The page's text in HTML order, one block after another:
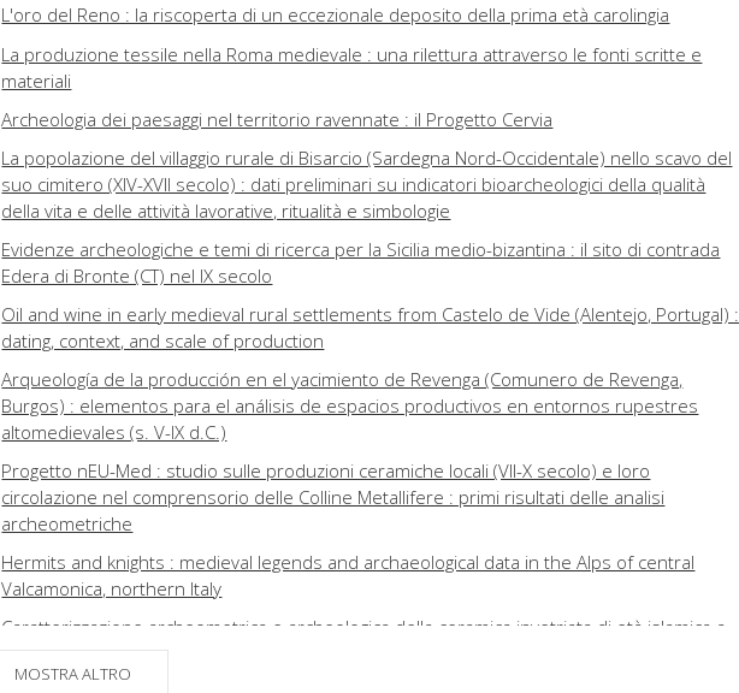
L'oro del Reno : la riscoperta di un eccezionale deposito della prima età carolingia
La produzione tessile nella Roma medievale : una rilettura attraverso le fonti scritte e
materiali
Archeologia dei paesaggi nel territorio ravennate : il Progetto Cervia
La popolazione del villaggio rurale di Bisarcio (Sardegna Nord-Occidentale) nello scavo del
suo cimitero (XIV-XVII secolo) : dati preliminari su indicatori bioarcheologici della qualità
della vita e delle attività lavorative, ritualità e simbologie
Evidenze archeologiche e temi di ricerca per la Sicilia medio-bizantina : il sito di contrada
Edera di Bronte (CT) nel IX secolo
Oil and wine in early medieval rural settlements from Castelo de Vide (Alentejo, Portugal) :
dating, context, and scale of production
Arqueología de la producción en el yacimiento de Revenga (Comunero de Revenga,
Burgos) : elementos para el análisis de espacios productivos en entornos rupestres
altomedievales (s. V-IX d.C.)
Progetto nEU-Med : studio sulle produzioni ceramiche locali (VII-X secolo) e loro
circolazione nel comprensorio delle Colline Metallifere : primi risultati delle analisi
archeometriche
Hermits and knights : medieval legends and archaeological data in the Alps of central
Valcamonica, northern Italy
Caratterizzazione archeometrica e archeologica della ceramica invetriata di età islamica a
Palermo (fine IX-metà XI secolo) : nuovi dati e problemi aperti
MOSTRA ALTRO